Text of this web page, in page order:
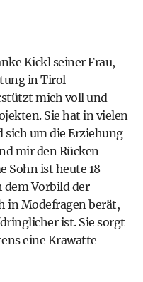
Kickl seiner Frau,
in Tirol
mich voll und
Sie hat in vielen
sich um die Erziehung
mir den Rücken
Sohn ist heute 18
dem Vorbild der
in Modefragen berät,
ist. Sie sorgt
eine Krawatte